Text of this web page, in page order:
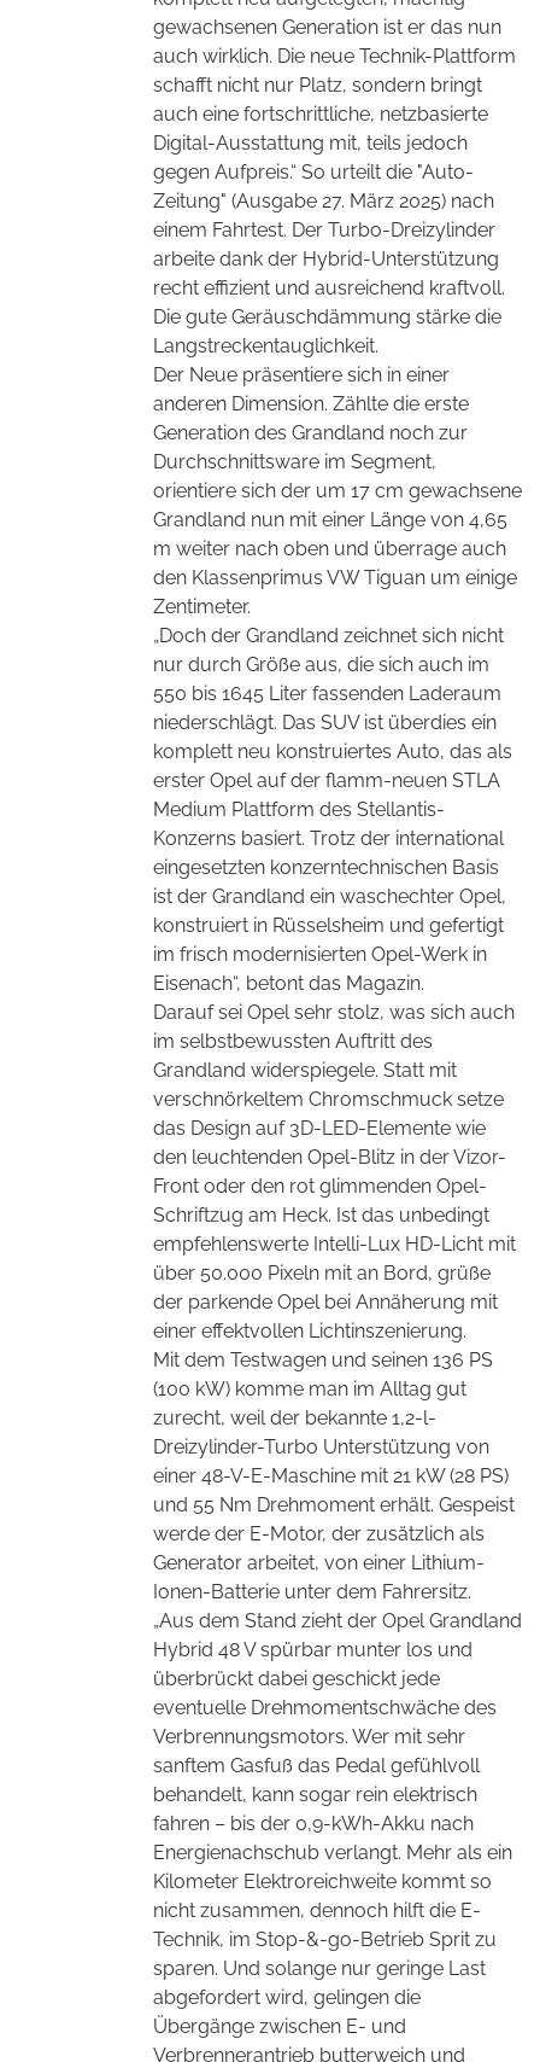
gewachsenen Generation ist er das nun
auch wirklich. Die neue Technik-Plattform
schafft nicht nur Platz, sondern bringt
auch eine fortschrittliche, netzbasierte
Digital-Ausstattung mit, teils jedoch
gegen Aufpreis.“ So urteilt die "Auto-
Zeitung" (Ausgabe 27. März 2025) nach
einem Fahrtest. Der Turbo-Dreizylinder
arbeite dank der Hybrid-Unterstützung
recht effizient und ausreichend kraftvoll.
Die gute Geräuschdämmung stärke die
Langstreckentauglichkeit.
Der Neue präsentiere sich in einer
anderen Dimension. Zählte die erste
Generation des Grandland noch zur
Durchschnittsware im Segment,
orientiere sich der um 17 cm gewachsene
Grandland nun mit einer Länge von 4,65
m weiter nach oben und überrage auch
den Klassenprimus VW Tiguan um einige
Zentimeter.
„Doch der Grandland zeichnet sich nicht
nur durch Größe aus, die sich auch im
550 bis 1645 Liter fassenden Laderaum
niederschlägt. Das SUV ist überdies ein
komplett neu konstruiertes Auto, das als
erster Opel auf der flamm-neuen STLA
Medium Plattform des Stellantis-
Konzerns basiert. Trotz der international
eingesetzten konzerntechnischen Basis
ist der Grandland ein waschechter Opel,
konstruiert in Rüsselsheim und gefertigt
im frisch modernisierten Opel-Werk in
Eisenach“, betont das Magazin.
Darauf sei Opel sehr stolz, was sich auch
im selbstbewussten Auftritt des
Grandland widerspiegele. Statt mit
verschnörkeltem Chromschmuck setze
das Design auf 3D-LED-Elemente wie
den leuchtenden Opel-Blitz in der Vizor-
Front oder den rot glimmenden Opel-
Schriftzug am Heck. Ist das unbedingt
empfehlenswerte Intelli-Lux HD-Licht mit
über 50.000 Pixeln mit an Bord, grüße
der parkende Opel bei Annäherung mit
einer effektvollen Lichtinszenierung.
Mit dem Testwagen und seinen 136 PS
(100 kW) komme man im Alltag gut
zurecht, weil der bekannte 1,2-l-
Dreizylinder-Turbo Unterstützung von
einer 48-V-E-Maschine mit 21 kW (28 PS)
und 55 Nm Drehmoment erhält. Gespeist
werde der E-Motor, der zusätzlich als
Generator arbeitet, von einer Lithium-
Ionen-Batterie unter dem Fahrersitz.
„Aus dem Stand zieht der Opel Grandland
Hybrid 48 V spürbar munter los und
überbrückt dabei geschickt jede
eventuelle Drehmomentschwäche des
Verbrennungsmotors. Wer mit sehr
sanftem Gasfuß das Pedal gefühlvoll
behandelt, kann sogar rein elektrisch
fahren – bis der 0,9-kWh-Akku nach
Energienachschub verlangt. Mehr als ein
Kilometer Elektroreichweite kommt so
nicht zusammen, dennoch hilft die E-
Technik, im Stop-&-go-Betrieb Sprit zu
sparen. Und solange nur geringe Last
abgefordert wird, gelingen die
Übergänge zwischen E- und
Verbrennerantrieb butterweich und